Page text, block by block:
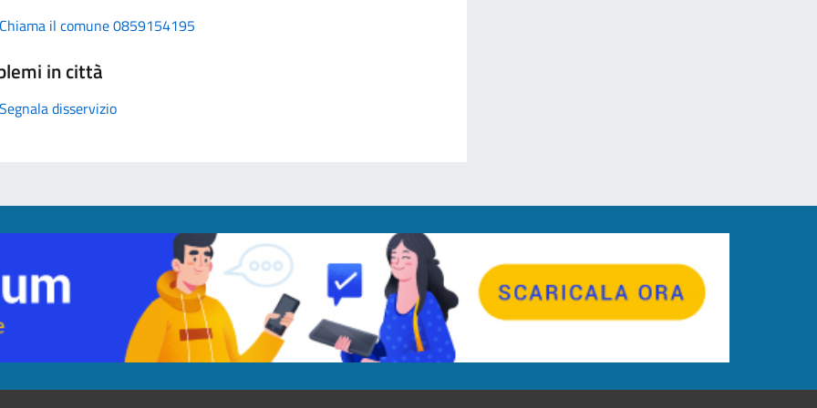
Chiama il comune 0859154195
in città
Segnala disservizio